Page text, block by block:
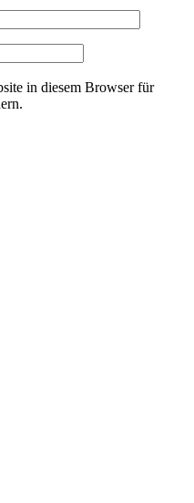
in diesem Browser für